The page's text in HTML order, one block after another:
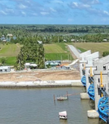
Active news
Recruitment